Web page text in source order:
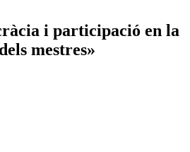
i participació en la
mestres»